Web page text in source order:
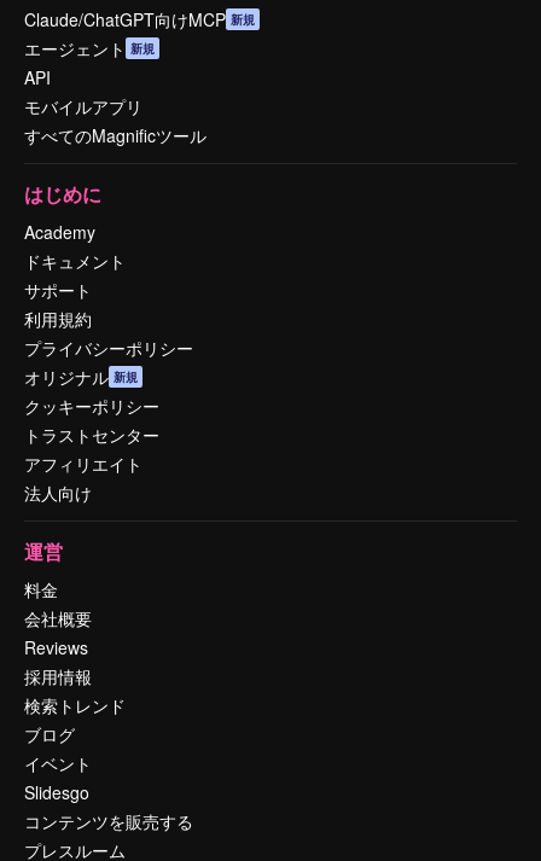
Claude/ChatGPT向けMCP 新規
エージェント 新規
API
モバイルアプリ
すべてのMagnificツール
はじめに
Academy
ドキュメント
サポート
利用規約
プライバシーポリシー
オリジナル 新規
クッキーポリシー
トラストセンター
アフィリエイト
法人向け
運営
料金
会社概要
Reviews
採用情報
検索トレンド
ブログ
イベント
Slidesgo
コンテンツを販売する
プレスルーム